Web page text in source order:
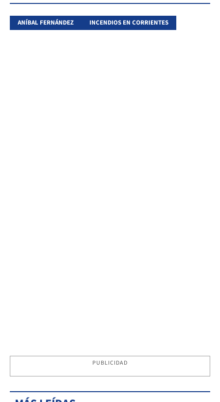
ANÍBAL FERNÁNDEZ INCENDIOS EN CORRIENTES
PUBLICIDAD